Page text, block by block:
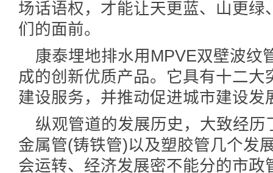
场话语权，才能让天更蓝、山更
们的面前。
康泰埋地排水用MPVE双壁波纹
成的创新优质产品。它具有十二
建设服务，并推动促进城市建设发
纵观管道的发展历史，大致经
金属管(铸铁管)以及塑胶管几个发
会运转、经济发展密不能分的市